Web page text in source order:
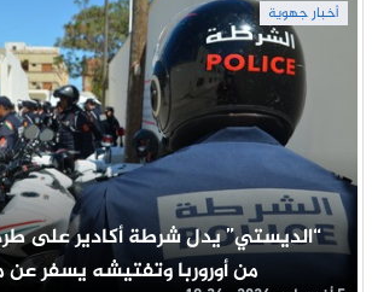
أخبار جهوية
“الديستي” يدل شرطة أكادير على
من أوروربا وتفتيشه يسفر عن